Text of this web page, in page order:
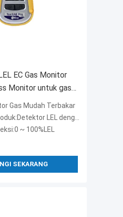
EC Gas Monitor
Monitor untuk gas
Gas Mudah Terbakar
LEL dengan penyimpanan data
~ 100%LEL
SEKARANG